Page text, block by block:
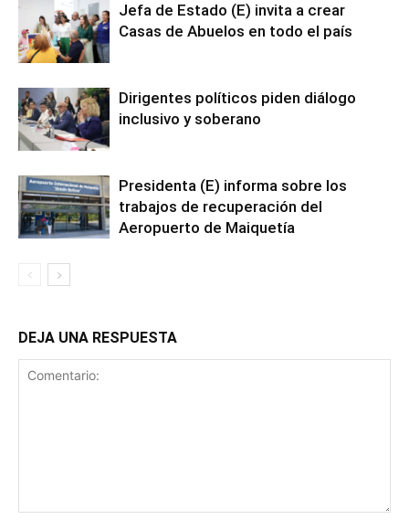
Jefa de Estado (E) invita a crear
Casas de Abuelos en todo el país
Dirigentes políticos piden diálogo
inclusivo y soberano
Presidenta (E) informa sobre los
trabajos de recuperación del
Aeropuerto de Maiquetía
DEJA UNA RESPUESTA